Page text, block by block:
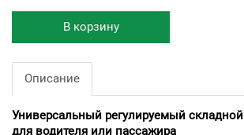
В корзину
Описание
Универсальный регулируемый
для водителя или пассажира